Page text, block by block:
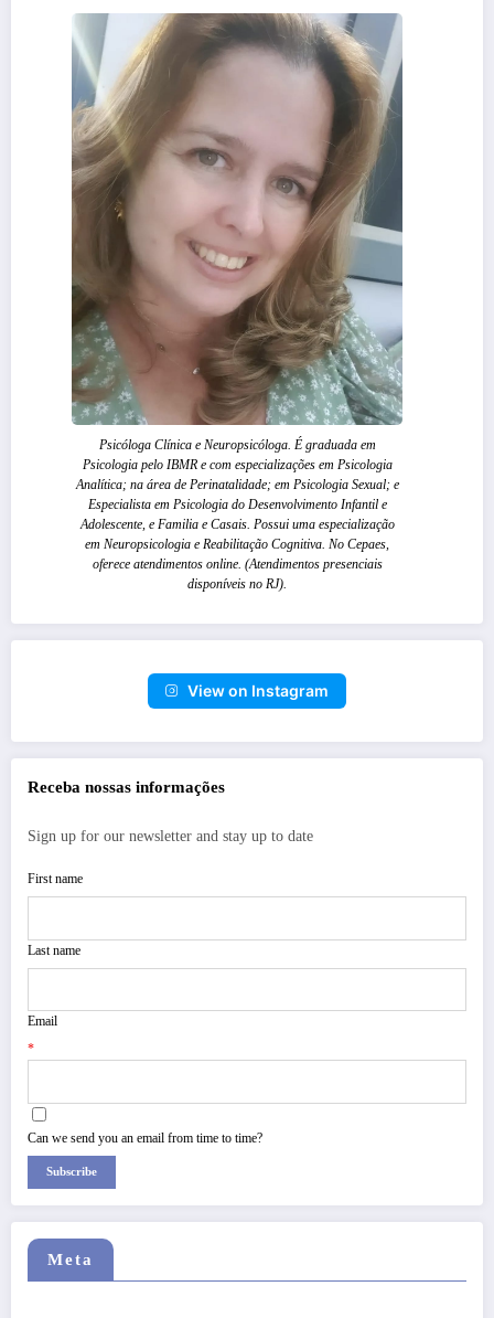
Psicóloga Clínica e Neuropsicóloga. É graduada em
Psicologia pelo IBMR e com especializações em Psicologia
Analítica; na área de Perinatalidade; em Psicologia Sexual; e
Especialista em Psicologia do Desenvolvimento Infantil e
Adolescente, e Familia e Casais. Possui uma especialização
em Neuropsicologia e Reabilitação Cognitiva. No Cepaes,
oferece atendimentos online. (Atendimentos presenciais
disponíveis no RJ).
View on Instagram
Receba nossas informações
Sign up for our newsletter and stay up to date
First name
Last name
Email
*
Can we send you an email from time to time?
Subscribe
Meta